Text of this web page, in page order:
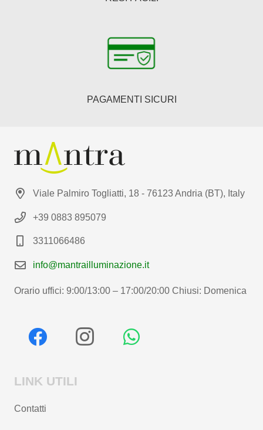
PAGAMENTI SICURI
Viale Palmiro Togliatti, 18 - 76123 Andria (BT), Italy
+39 0883 895079
3311066486
info@mantrailluminazione.it
Orario uffici: 9:00/13:00 – 17:00/20:00 Chiusi: Domenica
LINK UTILI
Contatti